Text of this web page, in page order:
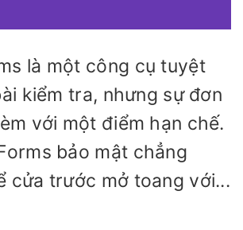
là một công cụ tuyệt
kiểm tra, nhưng sự đơn
với một điểm hạn chế.
bảo mật chẳng
cửa trước mở toang với...